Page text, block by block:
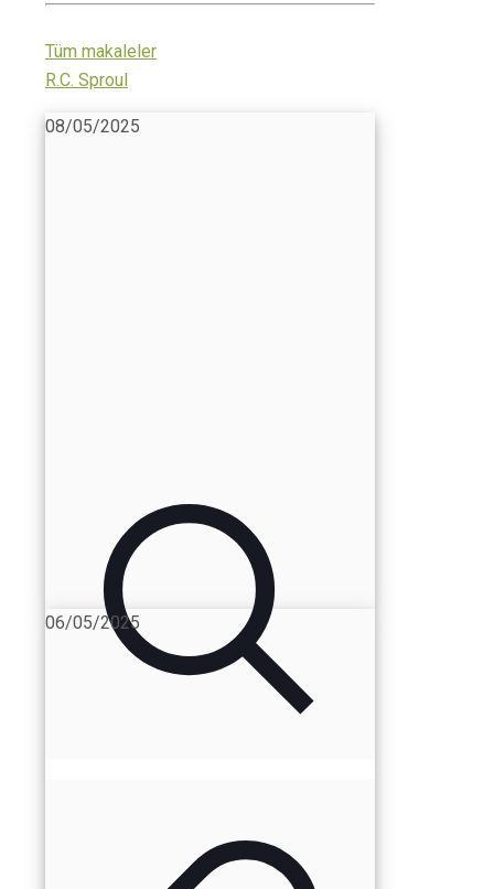
Tüm makaleler
R.C. Sproul
08/05/2025
06/05/2025